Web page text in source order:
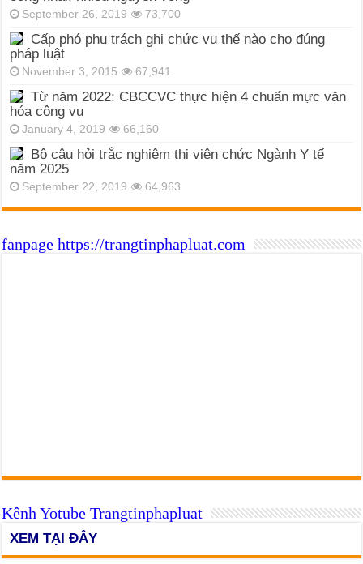
September 26, 2019 73,700
Cấp phó phụ trách ghi chức vụ thế nào cho đúng
pháp luật
November 3, 2015 67,941
Từ năm 2022: CBCCVC thực hiện 4 chuẩn mực văn
hóa công vụ
January 4, 2019 66,160
Bộ câu hỏi trắc nghiệm thi viên chức Ngành Y tế
năm 2025
September 22, 2019 64,963
fanpage https://trangtinphapluat.com
Kênh Yotube Trangtinphapluat
XEM TẠI ĐÂY